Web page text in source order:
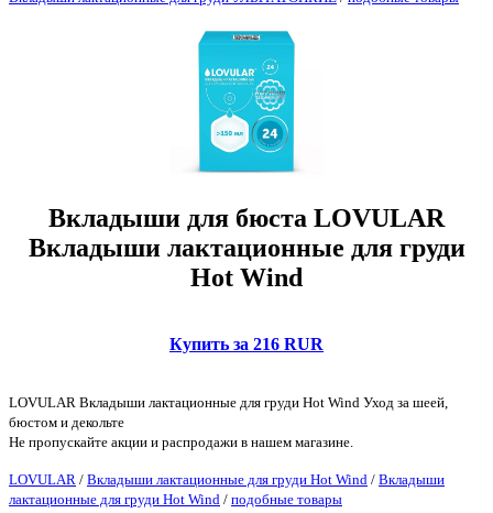
Вкладыши для бюста LOVULAR
Вкладыши лактационные для груди
Hot Wind
Купить за 216 RUR
LOVULAR Вкладыши лактационные для груди Hot Wind Уход за шеей,
бюстом и декольте
Не пропускайте акции и распродажи в нашем магазине.
LOVULAR / Вкладыши лактационные для груди Hot Wind / Вкладыши
лактационные для груди Hot Wind / подобные товары